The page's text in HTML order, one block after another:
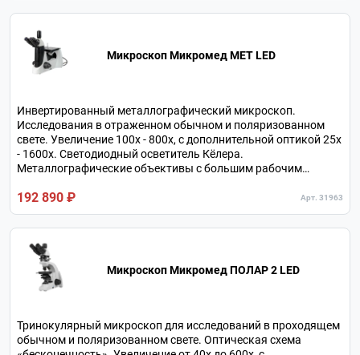
Микроскоп Микромед МЕТ LED
Инвертированный металлографический микроскоп.
Исследования в отраженном обычном и поляризованном
свете. Увеличение 100х - 800х, с дополнительной оптикой 25х
- 1600х. Светодиодный осветитель Кёлера.
Металлографические объективы с большим рабочим
Револьверное устройство на 5 объективов.
192 890 ₽ Арт. 31963
Микроскоп Микромед ПОЛАР 2 LED
Тринокулярный микроскоп для исследований в проходящем
обычном и поляризованном свете. Оптическая схема